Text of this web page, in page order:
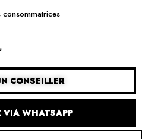
CONSEILLER
VIA WHATSAPP